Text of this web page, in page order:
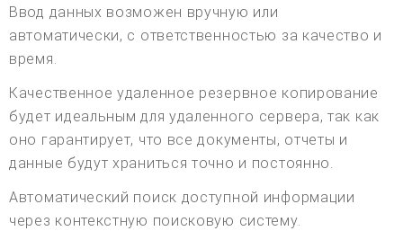
Ввод данных возможен вручную или
автоматически, с ответственностью за качество и
время.
Качественное удаленное резервное копирование
будет идеальным для удаленного сервера, так как
оно гарантирует, что все документы, отчеты и
данные будут храниться точно и постоянно.
Автоматический поиск доступной информации
через контекстную поисковую систему.